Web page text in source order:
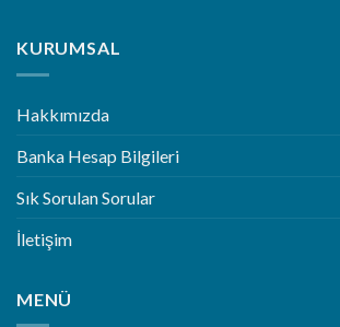
KURUMSAL
Hakkımızda
Banka Hesap Bilgileri
Sık Sorulan Sorular
İletişim
MENÜ